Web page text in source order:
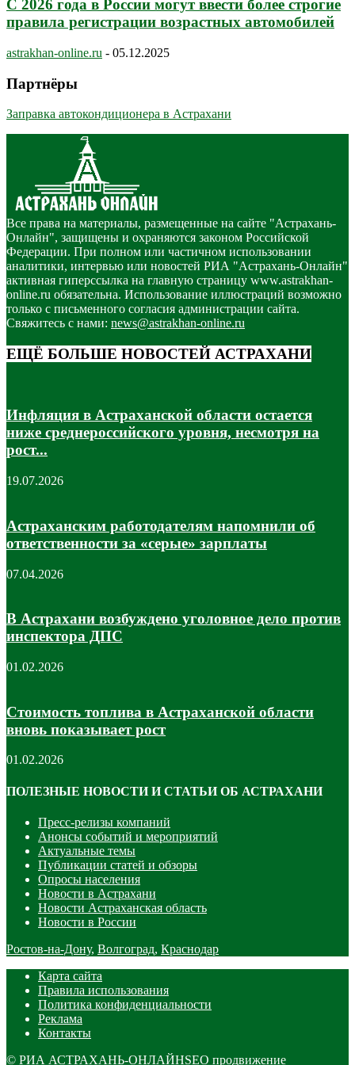
С 2026 года в России могут ввести более строгие
правила регистрации возрастных автомобилей
astrakhan-online.ru - 05.12.2025
Партнёры
Заправка автокондиционера в Астрахани
Все права на материалы, размещенные на сайте "Астрахань-
Онлайн", защищены и охраняются законом Российской
Федерации. При полном или частичном использовании
аналитики, интервью или новостей РИА "Астрахань-Онлайн"
активная гиперссылка на главную страницу www.astrakhan-
online.ru обязательна. Использование иллюстраций возможно
только с письменного согласия администрации сайта.
Свяжитесь с нами: news@astrakhan-online.ru
ЕЩЁ БОЛЬШЕ НОВОСТЕЙ АСТРАХАНИ
Инфляция в Астраханской области остается
ниже среднероссийского уровня, несмотря на
рост...
19.07.2026
Астраханским работодателям напомнили об
ответственности за «серые» зарплаты
07.04.2026
В Астрахани возбуждено уголовное дело против
инспектора ДПС
01.02.2026
Стоимость топлива в Астраханской области
вновь показывает рост
01.02.2026
ПОЛЕЗНЫЕ НОВОСТИ И СТАТЬИ ОБ АСТРАХАНИ
Пресс-релизы компаний
Анонсы событий и мероприятий
Актуальные темы
Публикации статей и обзоры
Опросы населения
Новости в Астрахани
Новости Астраханская область
Новости в России
Ростов-на-Дону, Волгоград, Краснодар
Карта сайта
Правила использования
Политика конфиденциальности
Реклама
Контакты
© РИА АСТРАХАНЬ-ОНЛАЙНSEO продвижение